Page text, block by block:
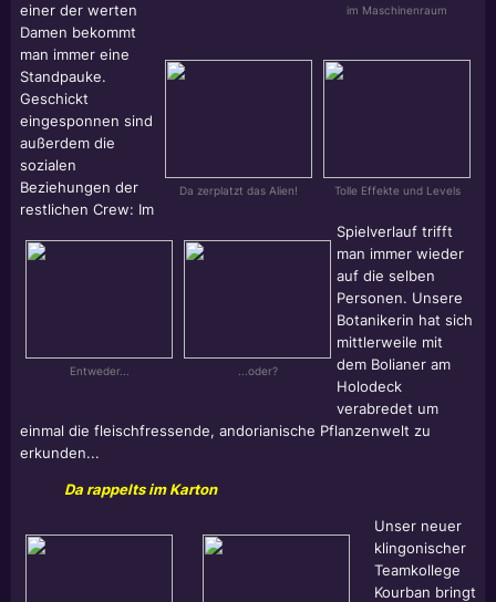
im Maschinenraum
Da zerplatzt das Alien! Tolle Effekte und Levels
Entweder... ...oder?
einer der werten
Damen bekommt
man immer eine
Standpauke.
Geschickt
eingesponnen sind
außerdem die
sozialen
Beziehungen der
restlichen Crew: Im
Spielverlauf trifft
man immer wieder
auf die selben
Personen. Unsere
Botanikerin hat sich
mittlerweile mit
dem Bolianer am
Holodeck
verabredet um
einmal die fleischfressende, andorianische Pflanzenwelt zu
erkunden...
Da rappelts im Karton
Unser neuer
klingonischer
Teamkollege
Kourban bringt